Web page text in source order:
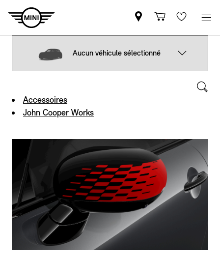
Aucun véhicule sélectionné
Accessoires
John Cooper Works